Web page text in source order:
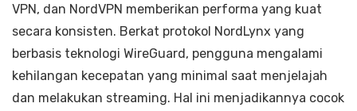
VPN, dan NordVPN memberikan performa yang kuat
secara konsisten. Berkat protokol NordLynx yang
berbasis teknologi WireGuard, pengguna mengalami
kehilangan kecepatan yang minimal saat menjelajah
dan melakukan streaming. Hal ini menjadikannya cocok